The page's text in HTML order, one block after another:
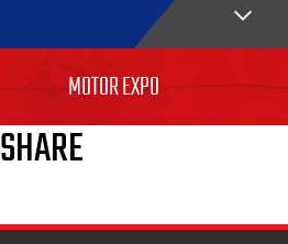
MOTOR EXPO
SHARE